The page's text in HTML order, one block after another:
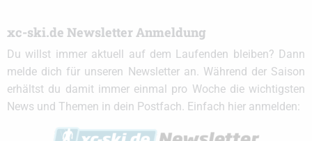
xc-ski.de Newsletter Anmeldung
Du willst immer aktuell auf dem Laufenden bleiben? Dann
melde dich für unseren Newsletter an. Während der Saison
erhältst du damit immer einmal pro Woche die wichtigsten
News und Themen in dein Postfach. Einfach hier anmelden: